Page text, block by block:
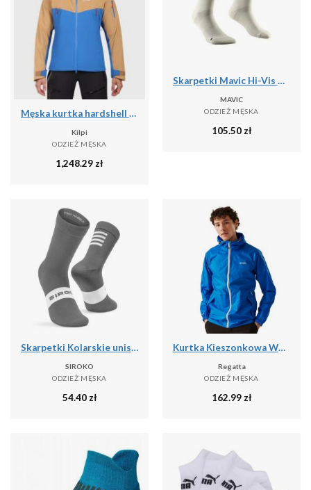
Męska kurtka hardshell Kilpi TRINITY-M
Kilpi
ODZIEŻ MĘSKA
1,248.29 zł
Skarpetki Mavic Hi-Vis High
MAVIC
ODZIEŻ MĘSKA
105.50 zł
Skarpetki Kolarskie unisex SIROKO S1 Grey Saas
SIROKO
ODZIEŻ MĘSKA
54.40 zł
Kurtka Kieszonkowa Wodoodporna Męska + Worek Pack It III
Regatta
ODZIEŻ MĘSKA
162.99 zł